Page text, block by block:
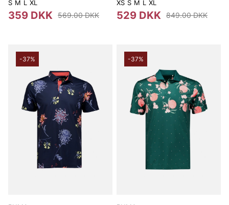
S M L XL
359 DKK 569.00 DKK
XS S M L XL
529 DKK 849.00 DKK
-37% -37%